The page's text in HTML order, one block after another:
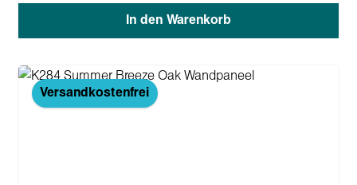
In den Warenkorb
Versandkostenfrei